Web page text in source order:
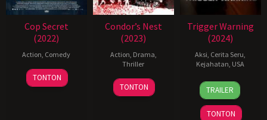
Cop Secret
(2022)
Action, Comedy
20
October
TONTON
Condor’s Nest
(2023)
Action, Drama,
Thriller
TONTON
Trigger Warning
(2024)
Aksi, Cerita Seru,
Kejahatan, USA
20
Jun
2024
Mouly
Surya
TRAILER
TONTON